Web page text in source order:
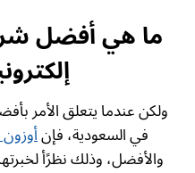
ما هي أفضل
ولكن عندما يتعلق الأمر
في السعودية، فإن
والأفضل، وذلك نظرًأ